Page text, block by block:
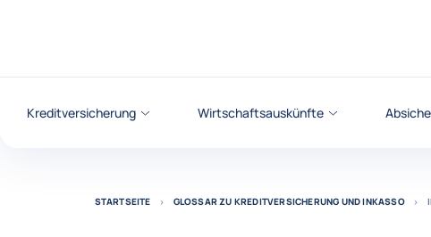
Kreditversicherung Wirtschaftsauskünfte
STARTSEITE GLOSSAR ZU KREDITVERSICHERUNG UND INKASSO